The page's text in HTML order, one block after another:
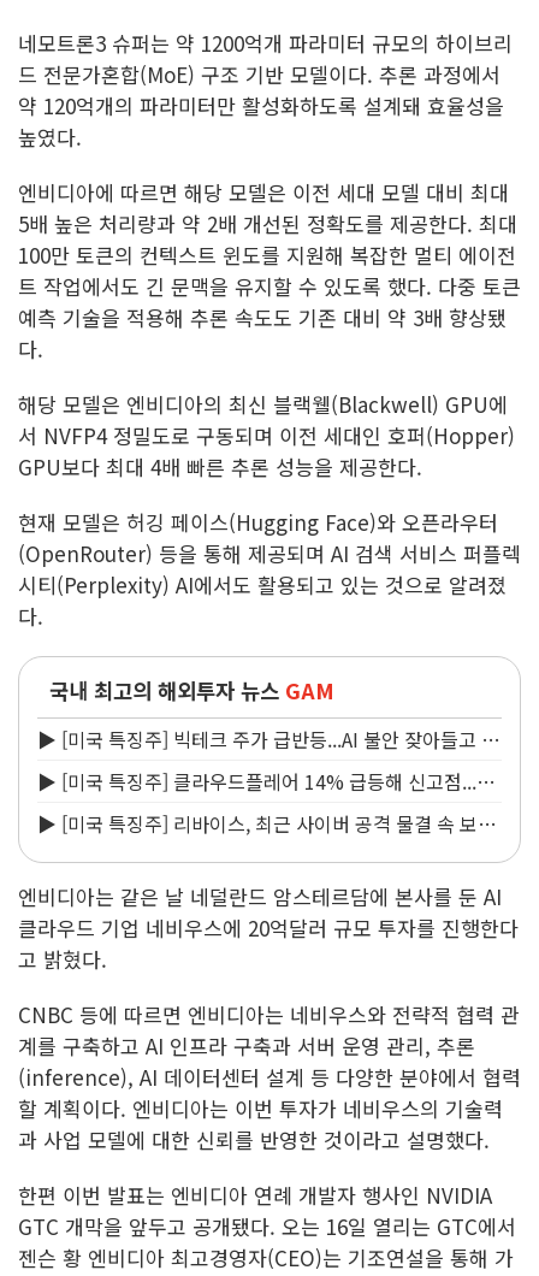
네모트론3 슈퍼는 약 1200억개 파라미터 규모의 하이브리
드 전문가혼합(MoE) 구조 기반 모델이다. 추론 과정에서
약 120억개의 파라미터만 활성화하도록 설계돼 효율성을
높였다.
엔비디아에 따르면 해당 모델은 이전 세대 모델 대비 최대
5배 높은 처리량과 약 2배 개선된 정확도를 제공한다. 최대
100만 토큰의 컨텍스트 윈도를 지원해 복잡한 멀티 에이전
트 작업에서도 긴 문맥을 유지할 수 있도록 했다. 다중 토큰
예측 기술을 적용해 추론 속도도 기존 대비 약 3배 향상됐
다.
해당 모델은 엔비디아의 최신 블랙웰(Blackwell) GPU에
서 NVFP4 정밀도로 구동되며 이전 세대인 호퍼(Hopper)
GPU보다 최대 4배 빠른 추론 성능을 제공한다.
현재 모델은 허깅 페이스(Hugging Face)와 오픈라우터
(OpenRouter) 등을 통해 제공되며 AI 검색 서비스 퍼플렉
시티(Perplexity) AI에서도 활용되고 있는 것으로 알려졌
다.
국내 최고의 해외투자 뉴스 GAM
▶ [미국 특징주] 빅테크 주가 급반등...AI 불안 잦아들고 낙
▶ [미국 특징주] 클라우드플레어 14% 급등해 신고점...AI
▶ [미국 특징주] 리바이스, 최근 사이버 공격 물결 속 보안
엔비디아는 같은 날 네덜란드 암스테르담에 본사를 둔 AI
클라우드 기업 네비우스에 20억달러 규모 투자를 진행한다
고 밝혔다.
CNBC 등에 따르면 엔비디아는 네비우스와 전략적 협력 관
계를 구축하고 AI 인프라 구축과 서버 운영 관리, 추론
(inference), AI 데이터센터 설계 등 다양한 분야에서 협력
할 계획이다. 엔비디아는 이번 투자가 네비우스의 기술력
과 사업 모델에 대한 신뢰를 반영한 것이라고 설명했다.
한편 이번 발표는 엔비디아 연례 개발자 행사인 NVIDIA
GTC 개막을 앞두고 공개됐다. 오는 16일 열리는 GTC에서
젠슨 황 엔비디아 최고경영자(CEO)는 기조연설을 통해 가